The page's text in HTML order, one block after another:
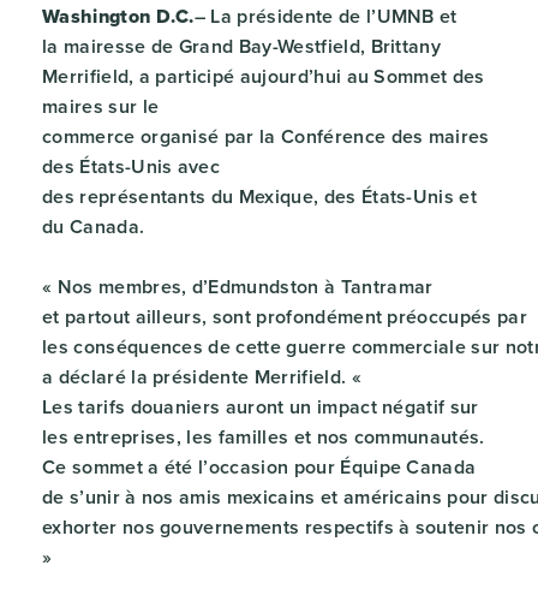
Washington D.C.– La présidente de l’UMNB et
la mairesse de Grand Bay-Westfield, Brittany
Merrifield, a participé aujourd’hui au Sommet des
maires sur le
commerce organisé par la Conférence des maires
des États-Unis avec
des représentants du Mexique, des États-Unis et
du Canada.
« Nos membres, d’Edmundston à Tantramar
et partout ailleurs, sont profondément préoccupés par
les conséquences de cette guerre commerciale sur
a déclaré la présidente Merrifield. «
Les tarifs douaniers auront un impact négatif sur
les entreprises, les familles et nos communautés.
Ce sommet a été l’occasion pour Équipe Canada
de s’unir à nos amis mexicains et américains pour
exhorter nos gouvernements respectifs à soutenir
»